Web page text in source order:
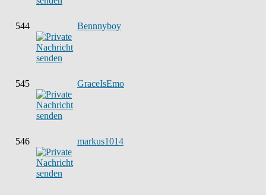
544 Bennnyboy
545 GraceIsEmo
546 markus1014